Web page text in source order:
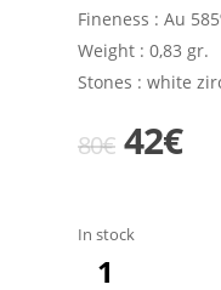
Fineness : Au
Weight : 0,83 gr.
Stones : white
80€ Original
80€.
42€
In stock